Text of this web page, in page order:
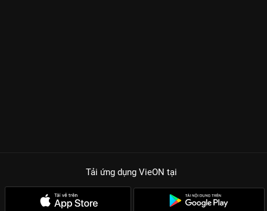
Tải ứng dụng VieON tại